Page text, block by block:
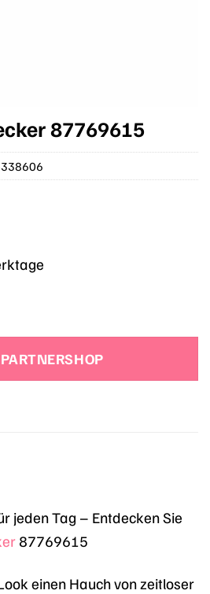
87769615
jeden Tag – Entdecken Sie
87769615
einen Hauch von zeitloser